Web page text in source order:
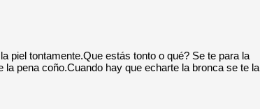
piel tontamente.Que estás tonto o qué? Se te para la
pena coño.Cuando hay que echarte la bronca se te la